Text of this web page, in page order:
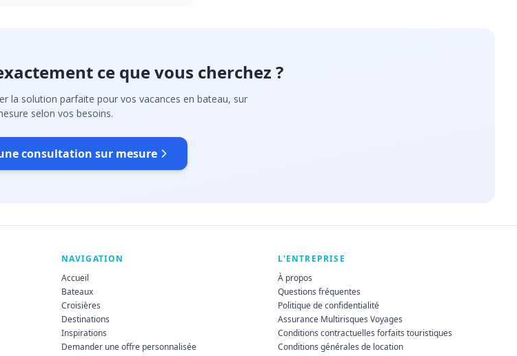
ce que vous cherchez ?
la solution parfaite pour vos vacances en bateau, sur
selon vos besoins.
consultation sur mesure
NAVIGATION
Accueil
Bateaux
Croisières
Destinations
Inspirations
Demander une offre personnalisée
L'ENTREPRISE
À propos
Questions fréquentes
Politique de confidentialité
Assurance Multirisques Voyages
Conditions contractuelles forfaits touristiques
Conditions générales de location